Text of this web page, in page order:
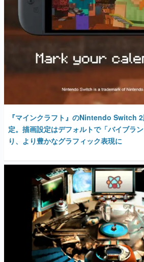
女性向け
アプリレビュー
その他
電ファミニコゲーマーとは？
運営：株式会社マレ
『マインクラフト』のNintendo Switch
定。描画設定はデフォルトで「バイブラ
り、より豊かなグラフィック表現に